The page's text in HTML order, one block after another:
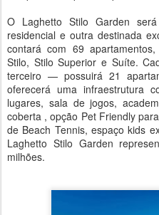
O Laghetto Stilo Garden
residencial e outra destinada
contará com 69
Stilo, Stilo Superior e Suíte.
terceiro — possuirá 21
oferecerá uma infraestrutura
lugares, sala de jogos,
coberta , opção Pet Friendly
de Beach Tennis, espaço kids
Laghetto Stilo Garden
milhões.